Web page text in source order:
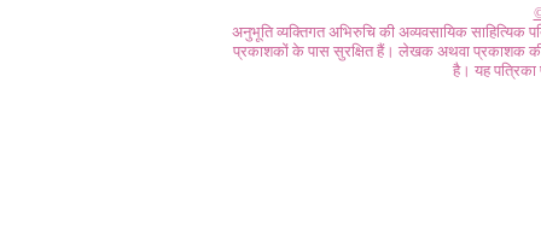
अनुभूति व्यक्तिगत अभिरुचि की अव्यवसायिक
प्रकाशकों के पास सुरक्षित हैं। लेखक अथवा प्रकाशक की
है। यह पत्रिका